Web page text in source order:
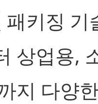
패키징 기
상업용,
지 다양